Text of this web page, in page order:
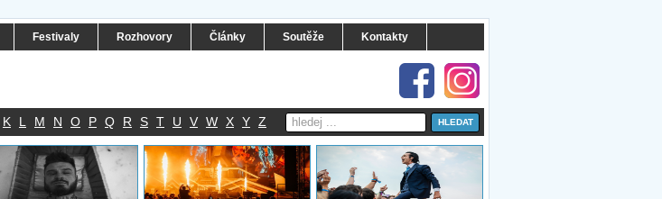
Festivaly Rozhovory Články Soutěže Kontakty
K L M N O P Q R S T U V W X Y Z